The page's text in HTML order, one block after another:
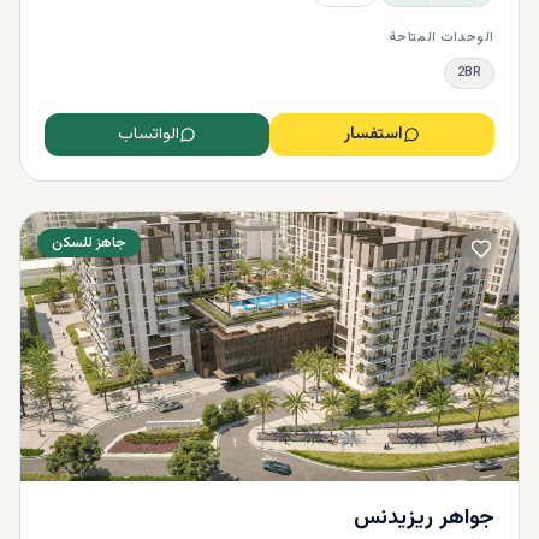
الوحدات المتاحة
2BR
استفسار الواتساب
جاهز للسكن
جواهر ريزيدنس